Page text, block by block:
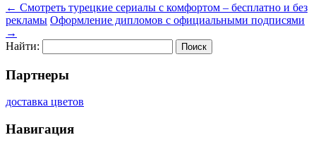
← Смотреть турецкие сериалы с комфортом – бесплатно и без
рекламы Оформление дипломов с официальными подписями
→
Найти:
Партнеры
доставка цветов
Навигация